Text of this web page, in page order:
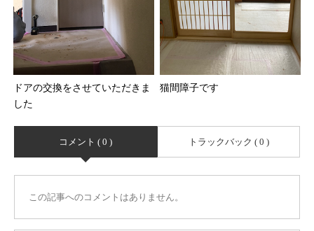
ドアの交換をさせていただきま
した
猫間障子です
コメント ( 0 ) トラックバック ( 0 )
この記事へのコメントはありません。